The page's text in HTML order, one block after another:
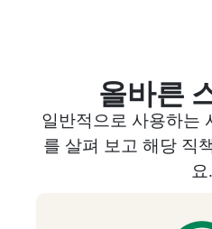
올바른
일반적으로 사용하는
를 살펴 보고 해당 직
요.